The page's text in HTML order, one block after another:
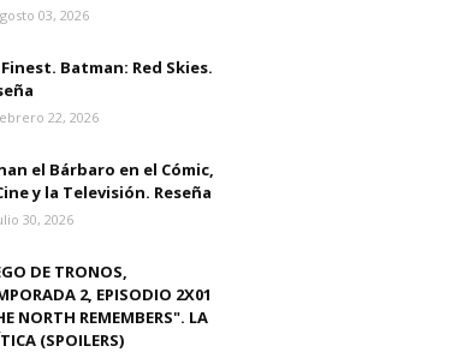
03, 2026
Finest. Batman: Red Skies.
22, 2026
el Bárbaro en el Cómic,
y la Televisión. Reseña
30, 2026
DE TRONOS,
2, EPISODIO 2X01
NORTH REMEMBERS". LA
(SPOILERS)